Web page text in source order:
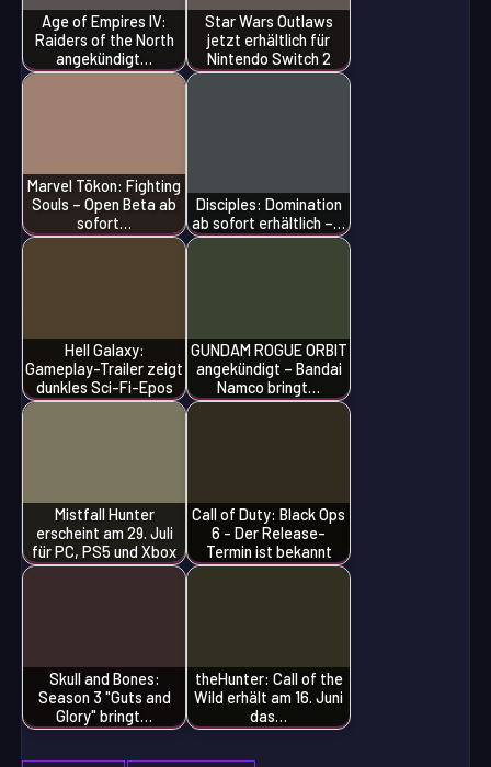
Age of Empires IV:
Raiders of the North
angekündigt…
Star Wars Outlaws
jetzt erhältlich für
Nintendo Switch 2
Marvel Tōkon: Fighting
Souls – Open Beta ab
sofort…
Disciples: Domination
ab sofort erhältlich –…
Hell Galaxy:
Gameplay-Trailer zeigt
dunkles Sci-Fi-Epos
GUNDAM ROGUE ORBIT
angekündigt – Bandai
Namco bringt…
Mistfall Hunter
erscheint am 29. Juli
für PC, PS5 und Xbox
Call of Duty: Black Ops
6 - Der Release-
Termin ist bekannt
Skull and Bones:
Season 3 "Guts and
Glory" bringt…
theHunter: Call of the
Wild erhält am 16. Juni
das…